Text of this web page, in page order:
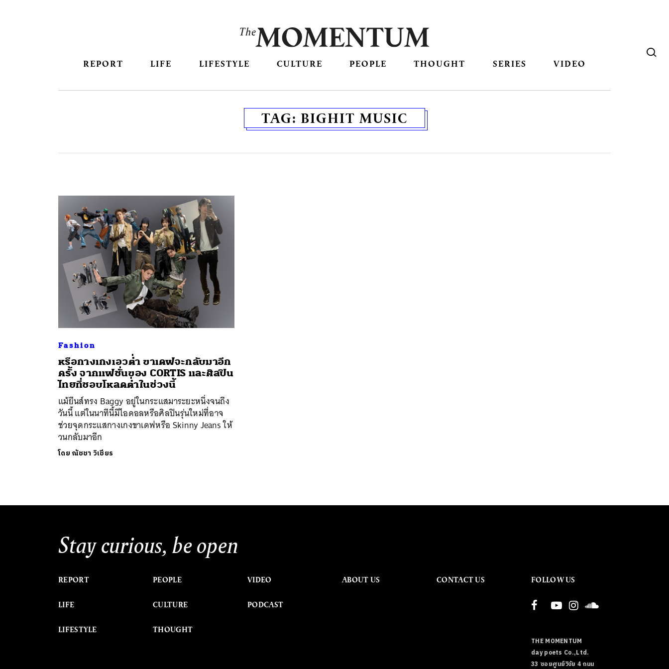
REPORT LIFE LIFESTYLE CULTURE PEOPLE THOUGHT SERIES VIDEO
TAG: BIGHIT MUSIC
Fashion
หรือกางเกงเอวต่ำ ขาเดฟจะกลับมาอีก
ครั้ง จากแฟชั่นของ CORTIS และศิลปิน
ไทยที่ชอบโหลดต่ำในช่วงนี้
แม้ยีนส์ทรง Baggy อยู่ในกระแสมาระยะหนึ่งจนถึง
วันนี้ แต่ในนาทีนี้มีไอดอลหรือศิลปินรุ่นใหม่ที่อาจ
ช่วยจุดกระแสกางเกงขาเดฟหรือ Skinny Jeans ให้
วนกลับมาอีก
โดย ณัชชา วิเชียร
Stay curious, be open
REPORT
LIFE
LIFESTYLE
PEOPLE
CULTURE
THOUGHT
VIDEO
PODCAST
ABOUT US CONTACT US FOLLOW US
THE MOMENTUM
day poets Co.,Ltd.
33 ซอยศูนย์วิจัย 4 ถนน
ค้นหา